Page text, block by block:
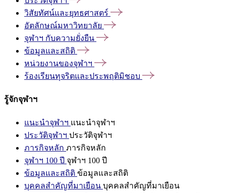
วิสัยทัศน์และยุทธศาสตร์
อัตลักษณ์มหาวิทยาลัย
จุฬาฯ กับความยั่งยืน
ข้อมูลและสถิติ
หน่วยงานของจุฬาฯ
ร้องเรียนทุจริตและประพฤติมิชอบ
รู้จักจุฬาฯ
แนะนำจุฬาฯ แนะนำจุฬาฯ
ประวัติจุฬาฯ ประวัติจุฬาฯ
ภารกิจหลัก ภารกิจหลัก
จุฬาฯ 100 ปี จุฬาฯ 100 ปี
ข้อมูลและสถิติ ข้อมูลและสถิติ
บุคคลสำคัญที่มาเยือน บุคคลสำคัญที่มาเยือน